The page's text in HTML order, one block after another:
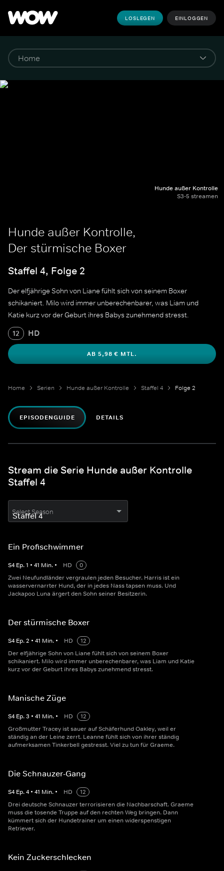
LOSLEGEN EINLOGGEN
Hunde außer Kontrolle
S3-5 streamen
Hunde außer Kontrolle,
Der stürmische Boxer
Staffel 4, Folge 2
Der elfjährige Sohn von Liane fühlt sich von seinem Boxer
schikaniert. Milo wird immer unberechenbarer, was Liam und
Katie kurz vor der Geburt ihres Babys zunehmend stresst.
12 HD
AB 5,98 € MTL.
Home Serien Hunde außer Kontrolle Staffel 4 Folge 2
EPISODENGUIDE DETAILS
Stream die Serie Hunde außer Kontrolle
Staffel 4
Select Season
Ein Profischwimmer
S4 Ep.1 • 41 Min. • HD
0
Zwei Neufundländer vergraulen jeden Besucher. Harris ist ein
wasservernarrter Hund, der in jedes Nass tapsen muss. Und
Jackapoo Luna ärgert den Sohn seiner Besitzerin.
Der stürmische Boxer
S4 Ep.2 • 41 Min. • HD
12
Der elfjährige Sohn von Liane fühlt sich von seinem Boxer
schikaniert. Milo wird immer unberechenbarer, was Liam und Katie
kurz vor der Geburt ihres Babys zunehmend stresst.
Manische Züge
S4 Ep.3 • 41 Min. • HD
12
Großmutter Tracey ist sauer auf Schäferhund Oakley, weil er
ständig an der Leine zerrt. Leanne fühlt sich von ihrer ständig
aufmerksamen Tinkerbell gestresst. Viel zu tun für Graeme.
Die Schnauzer-Gang
S4 Ep.4 • 41 Min. • HD
12
Drei deutsche Schnauzer terrorisieren die Nachbarschaft. Graeme
muss die tosende Truppe auf den rechten Weg bringen. Dann
kümmert sich der Hundetrainer um einen widerspenstigen
Retriever.
Kein Zuckerschlecken